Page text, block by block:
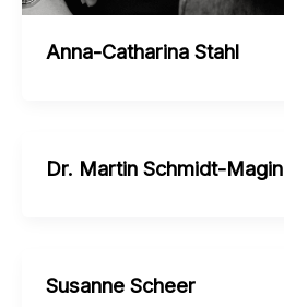
Anna-Catharina Stahl
Dr. Martin Schmidt-Magin
Susanne Scheer